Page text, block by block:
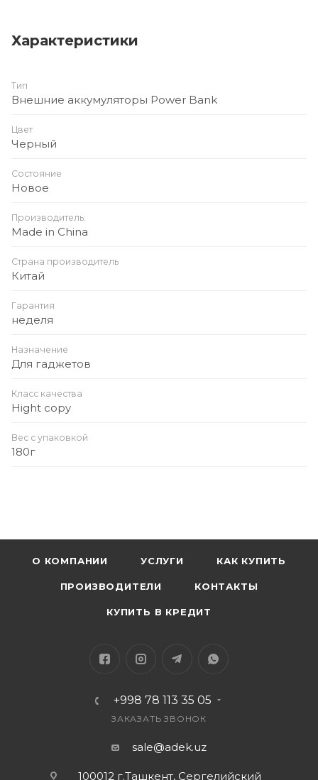
Характеристики
Тип
Внешние аккумуляторы Power Bank
Цвет
Черный
Состояние
Новое
Производитель:
Made in China
Страна производитель
Китай
Гарантия
неделя
Назначение
Для гаджетов
Класс качества
Hight copy
Вес с упаковкой
180г
О КОМПАНИИ УСЛУГИ КАК КУПИТЬ
ПРОИЗВОДИТЕЛИ КОНТАКТЫ
КУПИТЬ В КРЕДИТ
+998 78 113 35 05
ЗАКАЗАТЬ ЗВОНОК
sale@adek.uz
100012 г.Ташкент, Сергелийский